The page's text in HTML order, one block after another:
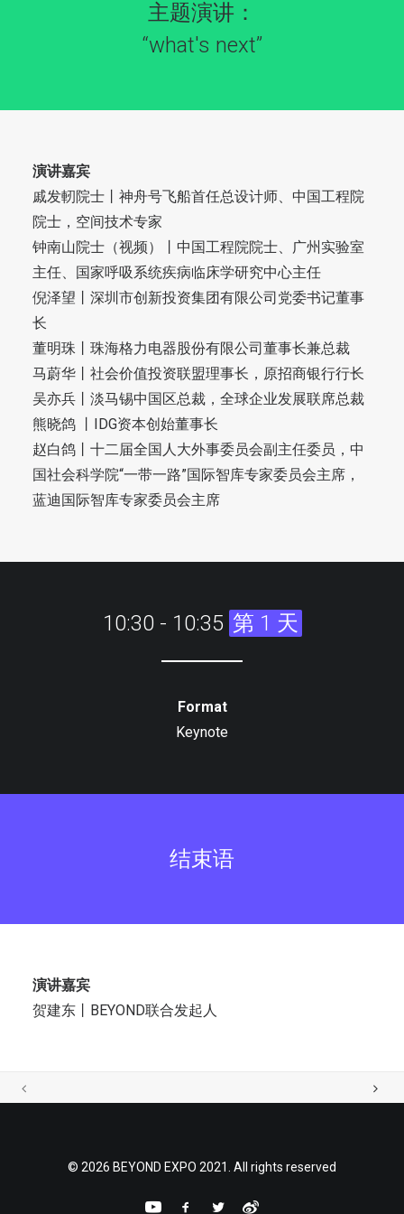
主题演讲：
“what's next”
演讲嘉宾
戚发軔院士丨神舟号飞船首任总设计师、中国工程院
院士，空间技术专家
钟南山院士（视频）丨中国工程院院士、广州实验室
主任、国家呼吸系统疾病临床学研究中心主任
倪泽望丨深圳市创新投资集团有限公司党委书记董事
长
董明珠丨珠海格力电器股份有限公司董事长兼总裁
马蔚华丨社会价值投资联盟理事长，原招商银行行长
吴亦兵丨淡马锡中国区总裁，全球企业发展联席总裁
熊晓鸽 丨IDG资本创始董事长
赵白鸽丨十二届全国人大外事委员会副主任委员，中
国社会科学院“一带一路”国际智库专家委员会主席，
蓝迪国际智库专家委员会主席
10:30 - 10:35 第 1 天
Format
Keynote
结束语
演讲嘉宾
贺建东丨BEYOND联合发起人
© 2026 BEYOND EXPO 2021. All rights reserved